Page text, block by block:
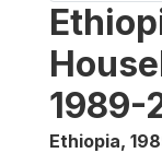
1989-
Ethiopia,